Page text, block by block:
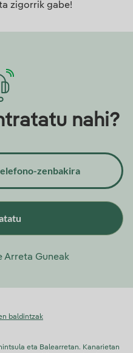
zigorrik gabe!
nahi?
zenbakira
Arreta Guneak
baldintzak
eta Balearretan. Kanarietan